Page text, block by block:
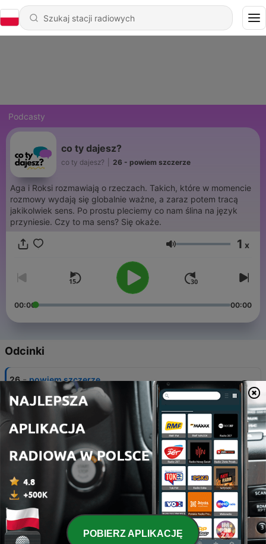
Podcasty
co ty dajesz?
co ty dajesz? 26 - powiem szczerze
Aga i Roksi rozmawiają o rzeczach. Takich, które w momencie
rozmowy wydają się globalnie ważne, a zaraz potem tracą
jakikolwiek sens. Po prostu pleciemy co nam ślina na język
przyniesie. Czy to ma sens? Się okaże.
Głośność 1 x
00:00 00:00
Odcinki
26 - powiem szczerze
01 maj 2024
25 urzędy, których nie ma
24 kwi 2024
24 - do delegalizacji
23 - wymądrzamy się
10 kwi 2024
22 - ten cały romantyzmPOBIERZ APLIKACJĘ